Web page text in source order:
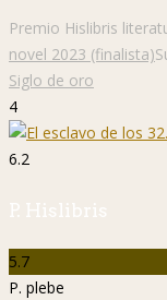
Premio Hislibris
novel 2023 (finalista)
Siglo de oro
4
6.2
P. Hislibris
5.7
P. plebe